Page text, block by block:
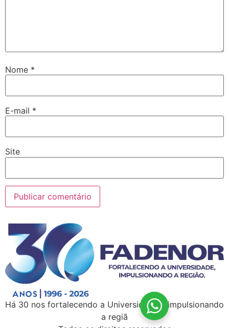
Nome *
E-mail *
Site
Há 30 nos fortalecendo a Universidade e impulsionando
a regiã